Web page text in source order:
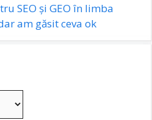
SEO și GEO în limba
am găsit ceva ok